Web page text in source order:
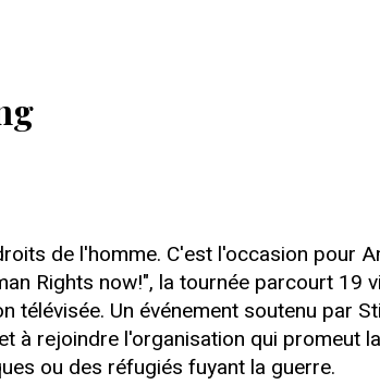
de l'homme. C'est l'occasion pour
Rights now!", la tournée parcourt 19
Un événement soutenu par
à rejoindre l'organisation qui promeut
ou des réfugiés fuyant la guerre.